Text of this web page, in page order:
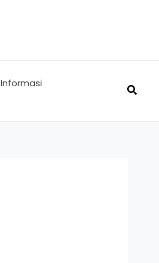
Informasi